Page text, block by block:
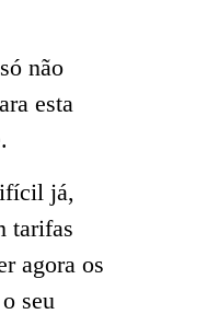
não
esta
já,
tarifas
agora os
seu